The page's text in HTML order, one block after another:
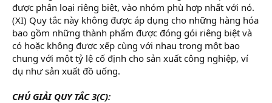
được phân loại riêng biệt, vào nhóm phù hợp nhất với nó.
(XI) Quy tắc này không được áp dụng cho những hàng hóa
bao gồm những thành phẩm được đóng gói riêng biệt và
có hoặc không được xếp cùng với nhau trong một bao
chung với một tỷ lệ cố định cho sản xuất công nghiệp, ví
dụ như sản xuất đồ uống.
CHÚ GIẢI QUY TẮC 3(C):